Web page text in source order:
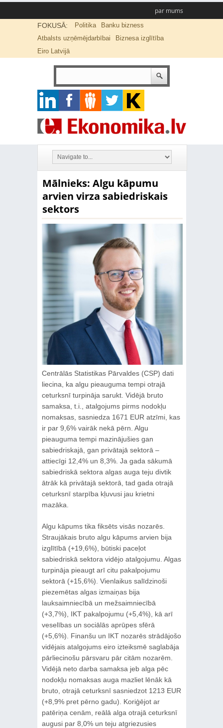
par mums
FOKUSĀ: Politika
Banku bizness
Atbalsts uzņēmējdarbībai
Biznesa izglītība
Eiro Latvijā
Mālnieks: Algu kāpumu
arvien virza sabiedriskais
sektors
Centrālās Statistikas Pārvaldes (CSP) dati
liecina, ka algu pieauguma tempi otrajā
ceturksnī turpināja sarukt. Vidējā bruto
samaksa, t.i., atalgojums pirms nodokļu
nomaksas, sasniedza 1671 EUR atzīmi, kas
ir par 9,6% vairāk nekā pērn. Algu
pieauguma tempi mazinājušies gan
sabiedriskajā, gan privātajā sektorā –
attiecīgi 12,4% un 8,3%. Ja gada sākumā
sabiedriskā sektora algas auga teju divtik
ātrāk kā privātajā sektorā, tad gada otrajā
ceturksnī starpība kļuvusi jau krietni
mazāka.
Algu kāpums tika fiksēts visās nozarēs.
Straujākais bruto algu kāpums arvien bija
izglītībā (+19,6%), būtiski paceļot
sabiedriskā sektora vidējo atalgojumu. Algas
turpināja pieaugt arī citu pakalpojumu
sektorā (+15,6%). Vienlaikus salīdzinoši
piezemētas algas izmaiņas bija
lauksaimniecībā un mežsaimniecībā
(+3,7%), IKT pakalpojumu (+5,4%), kā arī
veselības un sociālās aprūpes sfērā
(+5,6%). Finanšu un IKT nozarēs strādājošo
vidējais atalgojums eiro izteiksmē saglabāja
pārliecinošu pārsvaru pār citām nozarēm.
Vidējā neto darba samaksa jeb alga pēc
nodokļu nomaksas auga mazliet lēnāk kā
bruto, otrajā ceturksnī sasniedzot 1213 EUR
(+8,9% pret pērno gadu). Koriģējot ar
patēriņa cenām, reālā alga otrajā ceturksnī
augusi par 8,0% un teju atgriezusies